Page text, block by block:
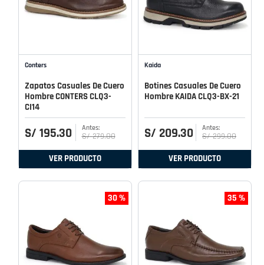
Conters
Zapatos Casuales De Cuero
Hombre CONTERS CLQ3-
CI14
S/ 195.30 S/ 279.00
VER PRODUCTO
Kaida
Botines Casuales De Cuero
Hombre KAIDA CLQ3-BX-21
S/ 209.30 S/ 299.00
VER PRODUCTO
30 % 35 %